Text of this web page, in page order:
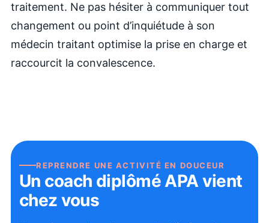
traitement. Ne pas hésiter à communiquer tout
changement ou point d’inquiétude à son
médecin traitant optimise la prise en charge et
raccourcit la convalescence.
REPRENDRE UNE ACTIVITÉ EN DOUCEUR
Un coach diplômé APA vient
chez vous